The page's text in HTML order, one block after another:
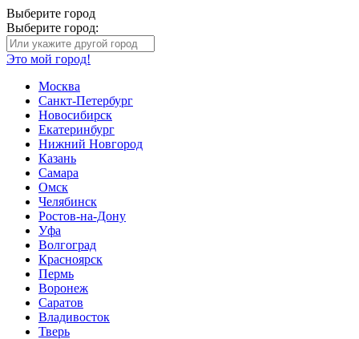
Выберите город
Выберите город:
Это мой город!
Москва
Санкт-Петербург
Новосибирск
Екатеринбург
Нижний Новгород
Казань
Самара
Омск
Челябинск
Ростов-на-Дону
Уфа
Волгоград
Красноярск
Пермь
Воронеж
Саратов
Владивосток
Тверь